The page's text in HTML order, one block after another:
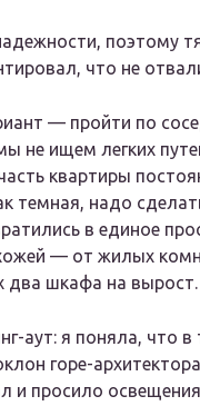
поэтому
что не
— пройти по
не ищем легких
квартиры
темная, надо
в единое
— от жилых
два шкафа на вырост.
аут: я поняла, что
горе-
и просило